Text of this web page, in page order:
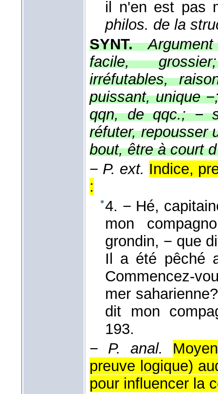
il n'en est pas
philos. de la
SYNT.
facile,
irréfutables,
puissant, unique
qqn, de qqc.; −
réfuter, repousser
bout, être à court
− P. ext. Indice,
:
4. − Hé,
mon
grondin, − que
Il a été pêché
Commencez-
mer
dit mon
193.
− P. anal.
preuve logique)
pour influencer la